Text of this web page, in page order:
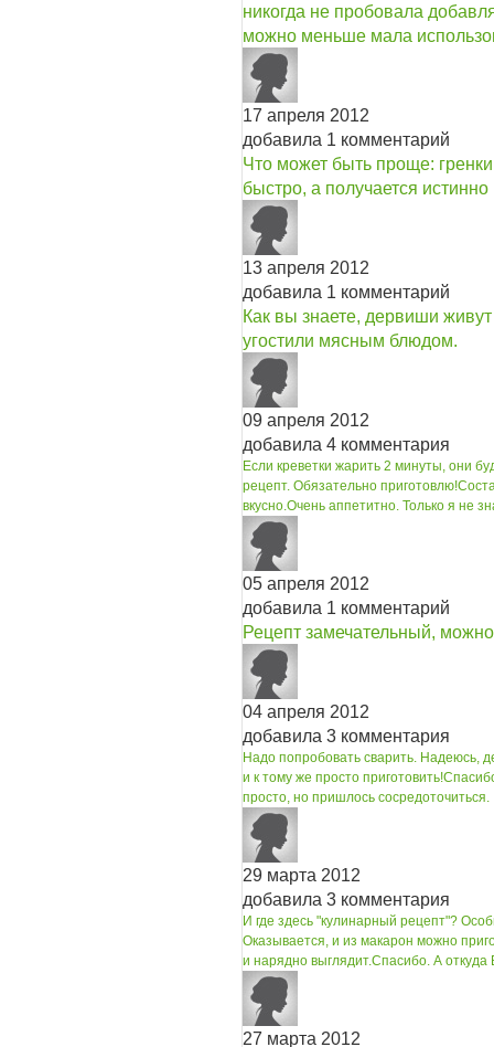
никогда не пробовала
можно меньше мала
17 апреля 2012
добавила 1 комментарий
Что может быть проще:
быстро, а получается
13 апреля 2012
добавила 1 комментарий
Как вы знаете, дервиши
угостили мясным блюдом.
09 апреля 2012
добавила 4 комментария
Если креветки жарить 2 минуты, они
рецепт. Обязательно приготовлю!
вкусно.Очень аппетитно. Только я не
05 апреля 2012
добавила 1 комментарий
Рецепт замечательный,
04 апреля 2012
добавила 3 комментария
Надо попробовать сварить. Надеюсь,
и к тому же просто приготовить!
просто, но пришлось сосредоточиться.
29 марта 2012
добавила 3 комментария
И где здесь "кулинарный рецепт"?
Оказывается, и из макарон можно
и нарядно выглядит.Спасибо. А откуда
27 марта 2012